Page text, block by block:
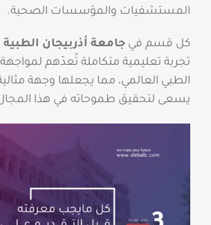
المستشفيات والمؤسسات الصحية.
كل قسم في جامعة أذربيجان الطبية
تجربة تعليمية متكاملة تُعدّهم
الطبي العالمي، مما يجعلها وجهة
يسعى لتحقيق طموحاته في هذا